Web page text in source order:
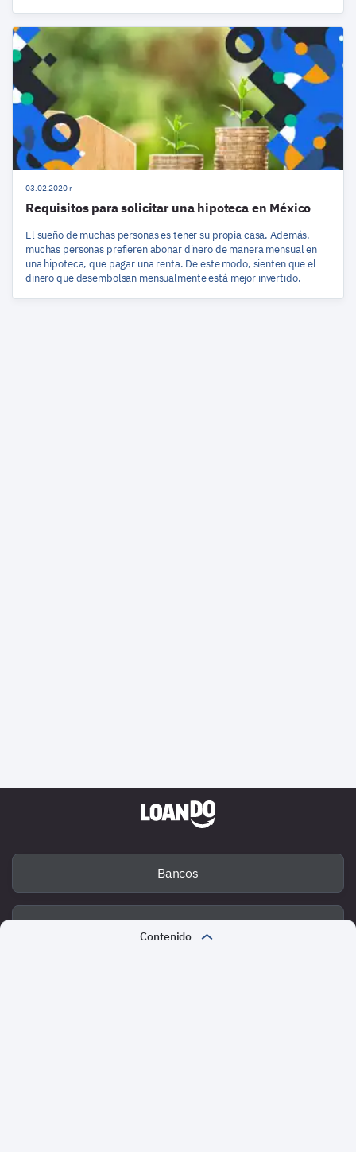
Contenido
03.02.2020 r
Requisitos para solicitar una hipoteca en México
El sueño de muchas personas es tener su propia casa. Además,
muchas personas prefieren abonar dinero de manera mensual en
una hipoteca, que pagar una renta. De este modo, sienten que el
dinero que desembolsan mensualmente está mejor invertido.
Bancos
Deuda